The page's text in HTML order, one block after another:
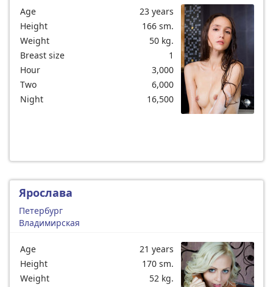
Age
23 years
Height
166 sm.
Weight
50 kg.
Breast size
1
Hour
3,000
Two
6,000
Night
16,500
Ярослава
Петербург
Владимирская
Age
21 years
Height
170 sm.
Weight
52 kg.